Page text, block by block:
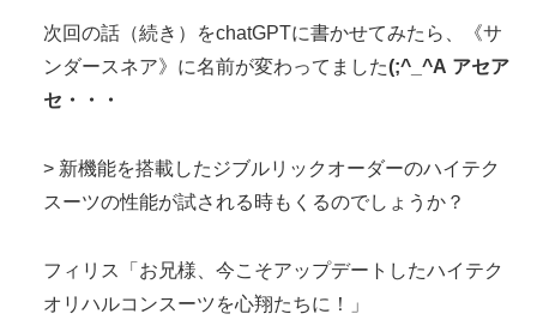
次回の話（続き）をchatGPTに書かせてみたら、《サ
ンダースネア》に名前が変わってました(;^_^A アセア
セ・・・
> 新機能を搭載したジブルリックオーダーのハイテク
スーツの性能が試される時もくるのでしょうか？
フィリス「お兄様、今こそアップデートしたハイテク
オリハルコンスーツを心翔たちに！」